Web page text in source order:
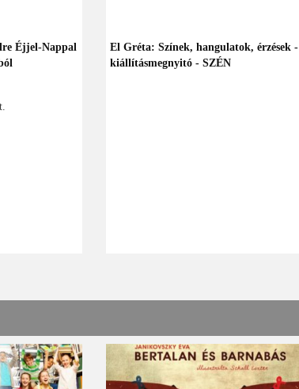
Éjjel-Nappal
El Gréta: Színek, hangulatok, érzések -
kiállításmegnyitó - SZÉN